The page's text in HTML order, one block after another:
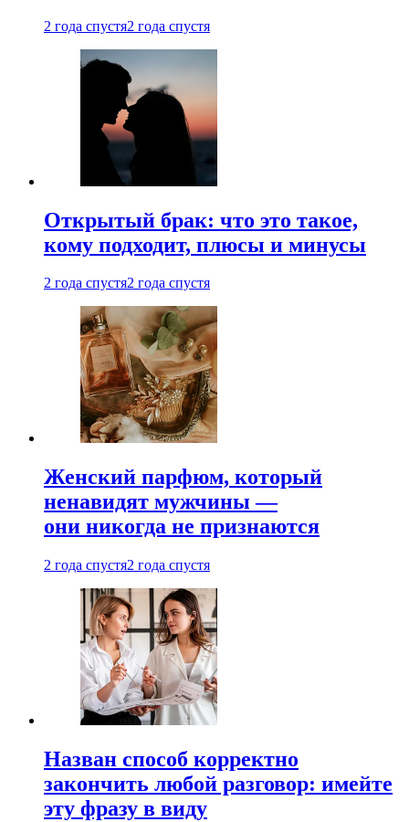
2 года спустя2 года спустя
Открытый брак: что это такое,
кому подходит, плюсы и минусы
2 года спустя2 года спустя
Женский парфюм, который
ненавидят мужчины —
они никогда не признаются
2 года спустя2 года спустя
Назван способ корректно
закончить любой разговор: имейте
эту фразу в виду